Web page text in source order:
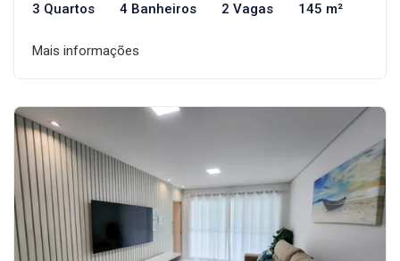
3 Quartos 4 Banheiros 2 Vagas 145 m²
Mais informações